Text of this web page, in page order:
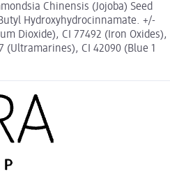
Chinensis (Jojoba) Seed
Hydroxyhydrocinnamate. +/-
Dioxide), CI 77492 (Iron Oxides),
(Ultramarines), CI 42090 (Blue 1